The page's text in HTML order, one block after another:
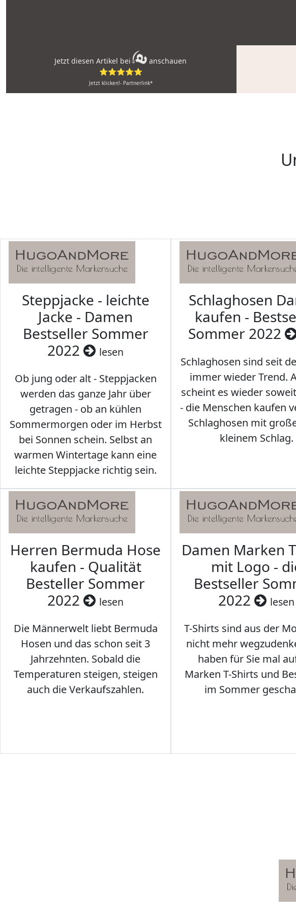
Jetzt diesen Artikel bei
anschauen
⭐⭐⭐⭐⭐
Jetzt klicken!- Partnerlink*
Steppjacke - leichte
Jacke - Damen
Bestseller Sommer
2022
lesen
Ob jung oder alt - Steppjacken
werden das ganze Jahr über
getragen - ob an kühlen
Sommermorgen oder im Herbst
bei Sonnen schein. Selbst an
warmen Wintertage kann eine
leichte Steppjacke richtig sein.
Schlaghosen
kaufen -
Sommer 2022
Schlaghosen sind seit
immer wieder Trend.
scheint es wieder
- die Menschen kaufen
Schlaghosen mit
kleinem Schlag.
Herren Bermuda Hose
kaufen - Qualität
Besteller Sommer
2022
lesen
Die Männerwelt liebt Bermuda
Hosen und das schon seit 3
Jahrzehnten. Sobald die
Temperaturen steigen, steigen
auch die Verkaufszahlen.
Damen Marken
mit Logo -
Bestseller
2022
lesen
T-Shirts sind aus der
nicht mehr
haben für Sie mal
Marken T-Shirts und
im Sommer